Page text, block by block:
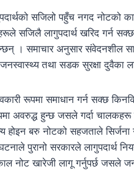
सजिलो पहुँच नगद नोटको
सजिलै लागुपदार्थ खरिद गर्न
। समाचार अनुसार संवेदनशील
जनस्वास्थ्य तथा सडक सुरक्षा दुवैका
रूपमा समाधान गर्न सक्छ
अवरुद्ध हुन्छ जसले गर्दा
होइन बरु नोटको सहजताले
पुरानो सरकारले लागुपदार्थ
नोट खारेजी लागू गर्नुपर्छ जसले